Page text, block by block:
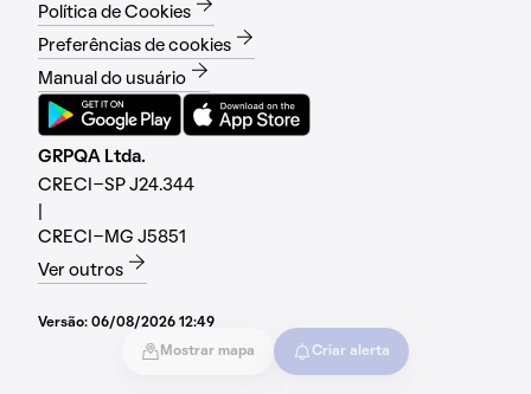
Mostrar mapa Criar alerta
Política de Cookies
Preferências de cookies
Manual do usuário
GRPQA Ltda.
CRECI-SP J24.344
CRECI-MG J5851
Ver outros
Versão: 06/08/2026 12:49